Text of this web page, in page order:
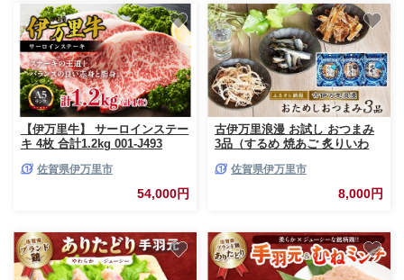
【伊万里牛】 サーロインステー
キ 4枚 合計1.2kg 001-J493
佐賀県伊万里市
54,000円
古伊万里浪漫 お試し おつまみ
3品（するめ 焼あご 炙りいわ
佐賀県伊万里市
8,000円